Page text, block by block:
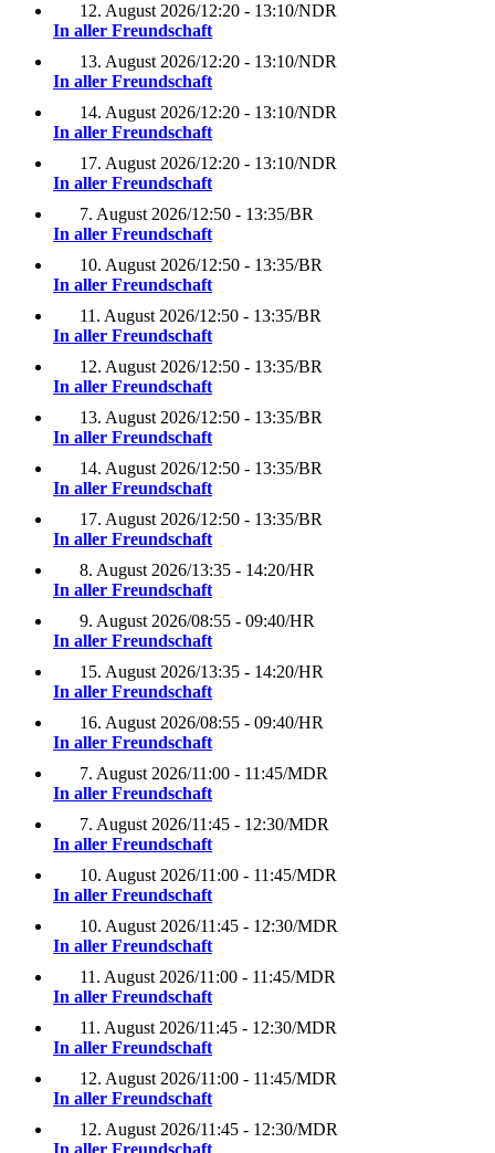
12. August 2026/12:20 - 13:10/NDR
In aller Freundschaft
13. August 2026/12:20 - 13:10/NDR
In aller Freundschaft
14. August 2026/12:20 - 13:10/NDR
In aller Freundschaft
17. August 2026/12:20 - 13:10/NDR
In aller Freundschaft
7. August 2026/12:50 - 13:35/BR
In aller Freundschaft
10. August 2026/12:50 - 13:35/BR
In aller Freundschaft
11. August 2026/12:50 - 13:35/BR
In aller Freundschaft
12. August 2026/12:50 - 13:35/BR
In aller Freundschaft
13. August 2026/12:50 - 13:35/BR
In aller Freundschaft
14. August 2026/12:50 - 13:35/BR
In aller Freundschaft
17. August 2026/12:50 - 13:35/BR
In aller Freundschaft
8. August 2026/13:35 - 14:20/HR
In aller Freundschaft
9. August 2026/08:55 - 09:40/HR
In aller Freundschaft
15. August 2026/13:35 - 14:20/HR
In aller Freundschaft
16. August 2026/08:55 - 09:40/HR
In aller Freundschaft
7. August 2026/11:00 - 11:45/MDR
In aller Freundschaft
7. August 2026/11:45 - 12:30/MDR
In aller Freundschaft
10. August 2026/11:00 - 11:45/MDR
In aller Freundschaft
10. August 2026/11:45 - 12:30/MDR
In aller Freundschaft
11. August 2026/11:00 - 11:45/MDR
In aller Freundschaft
11. August 2026/11:45 - 12:30/MDR
In aller Freundschaft
12. August 2026/11:00 - 11:45/MDR
In aller Freundschaft
12. August 2026/11:45 - 12:30/MDR